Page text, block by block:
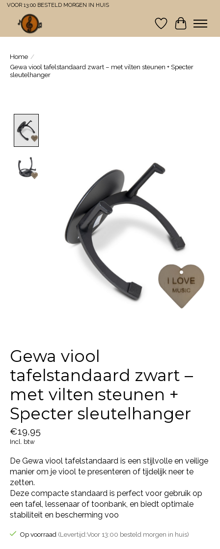
VOOR 13:00 BESTELD MORGEN IN HUIS
Verlanglijst
Home /
Gewa viool tafelstandaard zwart – met vilten steunen + Specter
sleutelhanger
Gewa viool
tafelstandaard zwart –
met vilten steunen +
Specter sleutelhanger
€19,95
Incl. btw
De Gewa viool tafelstandaard is een stijlvolle en veilige
manier om je viool te presenteren of tijdelijk neer te
zetten.
Deze compacte standaard is perfect voor gebruik op
een tafel, lessenaar of toonbank, en biedt optimale
stabiliteit en bescherming voo
Op voorraad (Levertijd:Voor 13:00 besteld morgen in huis)